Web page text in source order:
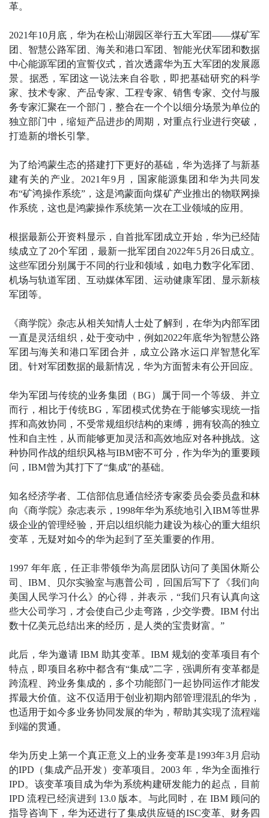
革。
2021年10月底，华为在松山湖园区举行五大军团——煤矿军
团、智慧公路军团、海关和港口军团、智能光伏军团和数据
中心能源军团的宣誓仪式，首次透露华为五大军团的发展愿
景。据悉，军团这一说法来自谷歌，即把基础研究的科学
家、技术专家、产品专家、工程专家、销售专家、交付与服
务专家汇聚在一个部门，整合在一个个以细分场景为单位的
独立部门中，缩短产品进步的周期，对重点行业进行突破，
打造新的增长引擎。
为了给鸿蒙生态的搭建打下更好的基础，华为选择了与新基
建有关的产业。2021年9月，国家能源集团和华为共同发
布“矿鸿操作系统”，这是鸿蒙面向煤矿产业推出的物联网操
作系统，这也是鸿蒙操作系统第一次在工业领域的应用。
根据最新公开资料显示，自首批军团成立开始，华为已经陆
续成立了20个军团，最新一批军团自2022年5月26日成立。
这些军团分别属于不同的行业和领域，如电力数字化军团、
机场与轨道军团、互动媒体军团、运动健康军团、显示新核
军团等。
《商学院》杂志从相关知情人士处了解到，在华为内部军团
一直是灵活组织，处于变动中，例如2022年底华为智慧公路
军团与海关和港口军团合并，成立公路水运口岸智慧化军
团。针对军团数据的最新情况，华为方面暂未有公开回应。
华为军团与传统的业务集团（BG）属于同一个等级、并立
而行，相比于传统BG，军团模式优势在于能够实现统一指
挥和高效协同，不受常规组织结构的束缚，拥有较高的独立
性和自主性，从而能够更加灵活和高效地应对各种挑战。这
种协同作战的组织风格与IBM密不可分，作为华为的重要顾
问，IBM曾为其打下了“集成”的基础。
知名经济学者、工信部信息通信经济专家委员会委员盘和林
向《商学院》杂志表示，1998年华为系统地引入IBM等世界
级企业的管理经验，开启以组织能力建设为核心的重大组织
变革，无疑对如今的华为起到了至关重要的作用。
1997 年年底，任正非带领华为高层团队访问了美国休斯公
司、IBM、贝尔实验室与惠普公司，回国后写下了《我们向
美国人民学习什么》的心得，并表示，“我们只有认真向这
些大公司学习，才会使自己少走弯路，少交学费。IBM 付出
数十亿美元总结出来的经历，是人类的宝贵财富。”
此后，华为邀请 IBM 助其变革。IBM 规划的变革项目有个
特点，即项目名称中都含有“集成”二字，强调所有变革都是
跨流程、跨业务集成的，多个功能部门一起协同运作才能发
挥最大价值。这不仅适用于创业初期内部管理混乱的华为，
也适用于如今多业务协同发展的华为，帮助其实现了流程端
到端的贯通。
华为历史上第一个真正意义上的业务变革是1993年3月启动
的IPD（集成产品开发）变革项目。2003 年，华为全面推行
IPD。该变革项目成为华为系统构建研发能力的起点，目前
IPD 流程已经演进到 13.0 版本。与此同时，在 IBM 顾问的
指导咨询下，华为还进行了集成供应链的ISC变革、财务四